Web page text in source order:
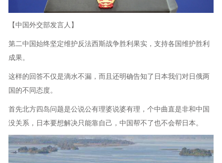
【中国外交部发言人】
第二中国始终坚定维护反法西斯战争胜利果实，支持各国维护胜利
成果。
这样的回答不仅是滴水不漏，而且还明确告知了日本我们对日俄两
国的不同态度。
首先北方四岛问题是公说公有理婆说婆有理，个中曲直是非和中国
没关系，日本要想解决只能靠自己，中国帮不了也不会帮日本。